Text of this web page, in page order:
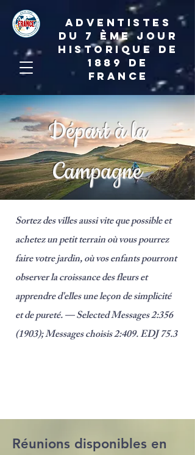
ADVENTISTES
DU 7 ème JOUR
HISTORIQUE DE
1889 de
france
Départ à la
Campagne
Sortez des villes aussi vite que possible et
achetez un petit terrain où vous pourrez
faire votre jardin, où vos enfants pourront
observer la croissance des fleurs et
apprendre d'elles une leçon de simplicité
et de pureté. — Selected Messages 2:356
(1903); Messages choisis 2:409. EDJ 75.3
Réunions disponibles en